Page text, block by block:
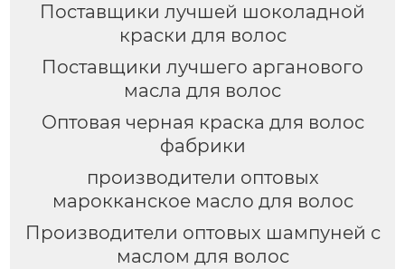
Поставщики лучшей шоколадной
краски для волос
Поставщики лучшего арганового
масла для волос
Оптовая черная краска для волос
фабрики
производители оптовых
марокканское масло для волос
Производители оптовых шампуней с
маслом для волос